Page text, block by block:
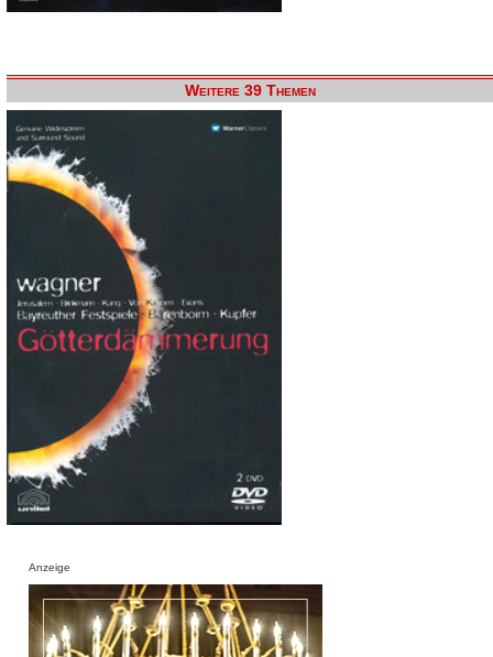
Weitere 39 Themen
Anzeige